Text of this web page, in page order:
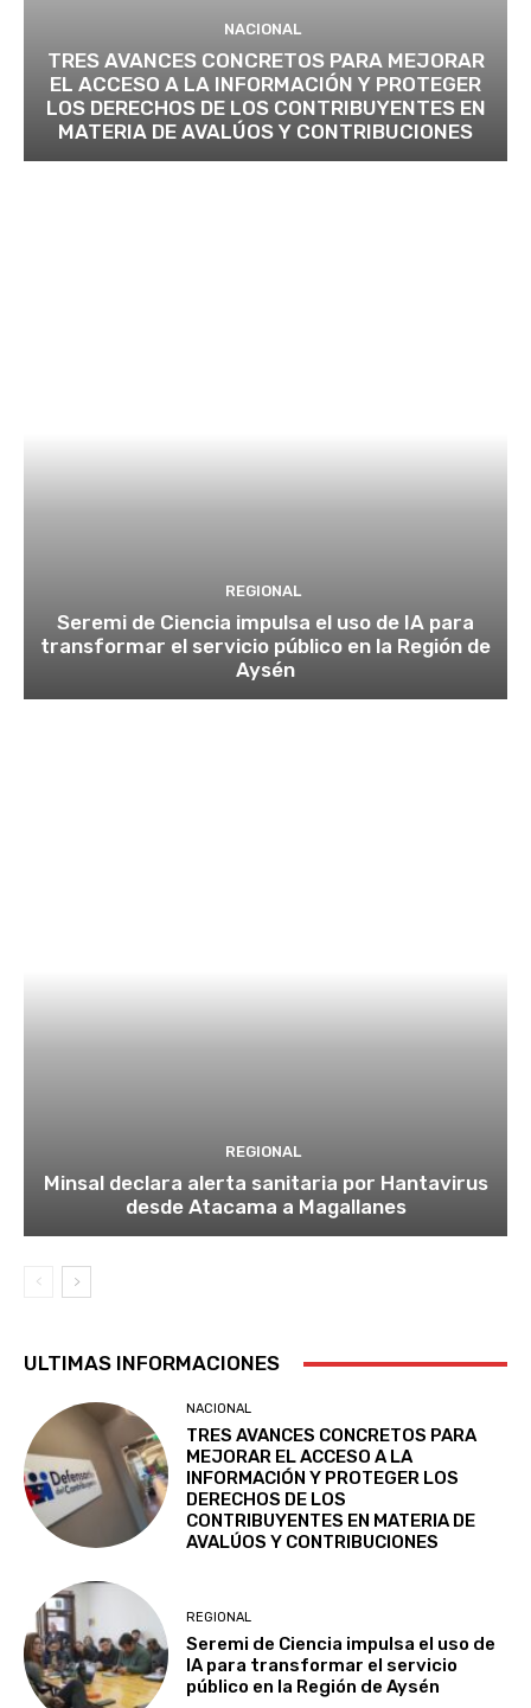
NACIONAL
TRES AVANCES CONCRETOS PARA MEJORAR
EL ACCESO A LA INFORMACIÓN Y PROTEGER
LOS DERECHOS DE LOS CONTRIBUYENTES EN
MATERIA DE AVALÚOS Y CONTRIBUCIONES
REGIONAL
Seremi de Ciencia impulsa el uso de IA para
transformar el servicio público en la Región de
Aysén
REGIONAL
Minsal declara alerta sanitaria por Hantavirus
desde Atacama a Magallanes
ULTIMAS INFORMACIONES
NACIONAL
TRES AVANCES CONCRETOS PARA
MEJORAR EL ACCESO A LA
INFORMACIÓN Y PROTEGER LOS
DERECHOS DE LOS
CONTRIBUYENTES EN MATERIA DE
AVALÚOS Y CONTRIBUCIONES
REGIONAL
Seremi de Ciencia impulsa el uso de
IA para transformar el servicio
público en la Región de Aysén